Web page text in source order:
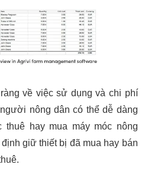
về việc sử dụng và chi phí
nông dân có thể dễ dàng
thuê hay mua máy móc nông
giữ thiết bị đã mua hay bán